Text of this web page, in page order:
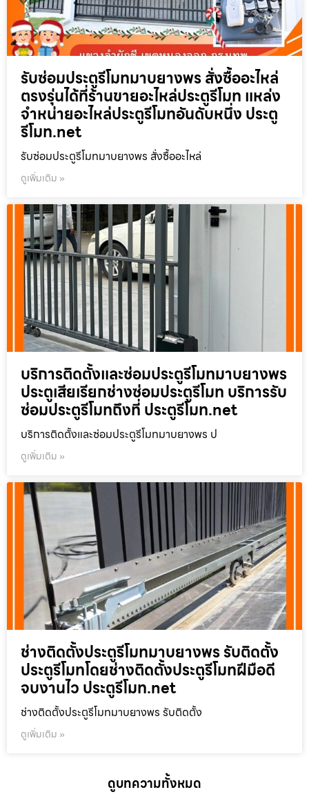
รับซ่อมประตูรีโมทมาบยางพร สั่งซื้ออะไหล่
ตรงรุ่นได้ที่ร้านขายอะไหล่ประตูรีโมท แหล่ง
จำหน่ายอะไหล่ประตูรีโมทอันดับหนึ่ง ประตู
รีโมท.net
รับซ่อมประตูรีโมทมาบยางพร สั่งซื้ออะไหล่
ดูเพิ่มเติม »
บริการติดตั้งและซ่อมประตูรีโมทมาบยางพร
ประตูเสียเรียกช่างซ่อมประตูรีโมท บริการรับ
ซ่อมประตูรีโมทถึงที่ ประตูรีโมท.net
บริการติดตั้งและซ่อมประตูรีโมทมาบยางพร ป
ดูเพิ่มเติม »
ช่างติดตั้งประตูรีโมทมาบยางพร รับติดตั้ง
ประตูรีโมทโดยช่างติดตั้งประตูรีโมทฝีมือดี
จบงานไว ประตูรีโมท.net
ช่างติดตั้งประตูรีโมทมาบยางพร รับติดตั้ง
ดูเพิ่มเติม »
ดูบทความทั้งหมด